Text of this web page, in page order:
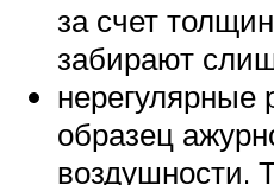
за счет
забирают
нерегулярные
образец
воздушности.